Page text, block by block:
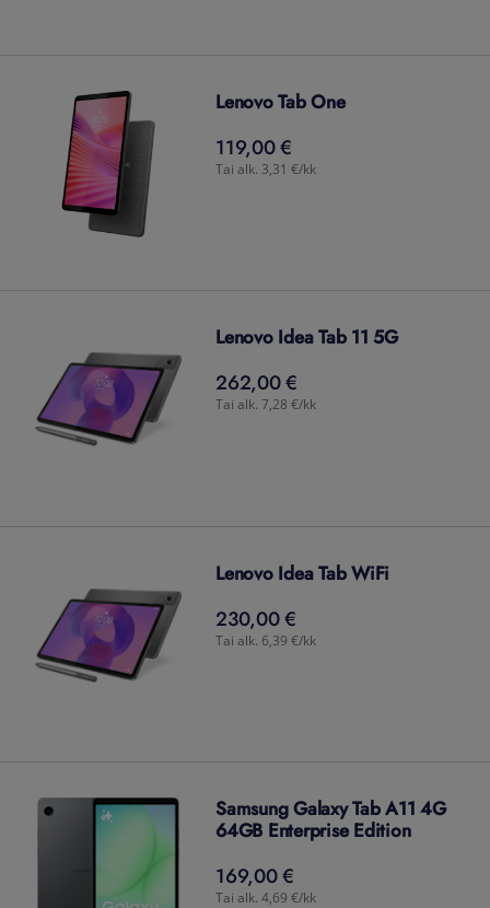
Lenovo Tab One
119,00 €
119,00€
Tai alk. 3,31 €/kk
Lenovo Idea Tab 11 5G
262,00 €
262,00€
Tai alk. 7,28 €/kk
Lenovo Idea Tab WiFi
230,00 €
230,00€
Tai alk. 6,39 €/kk
Samsung Galaxy Tab A11 4G
64GB Enterprise Edition
169,00 €
169,00€
Tai alk. 4,69 €/kk